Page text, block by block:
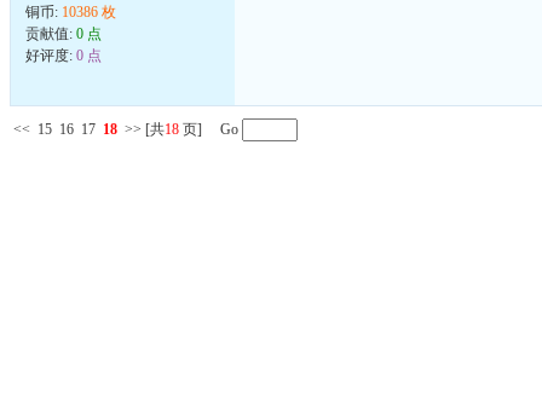
铜币: 10386 枚
贡献值: 0 点
好评度: 0 点
<< 15 16 17 18 >> [共18 页] Go